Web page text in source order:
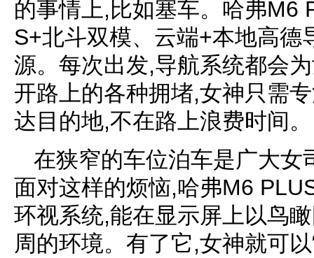
的事情上,比如塞车。哈弗M6
S+北斗双模、云端+本地高德
源。每次出发,导航系统都会
开路上的各种拥堵,女神只需
达目的地,不在路上浪费时间。
在狭窄的车位泊车是广大女
面对这样的烦恼,哈弗M6
环视系统,能在显示屏上以鸟
周的环境。有了它,女神就可